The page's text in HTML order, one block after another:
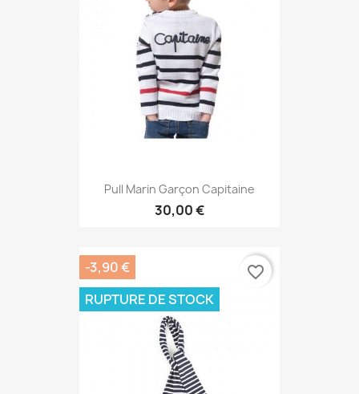
Pull Marin Garçon Capitaine
30,00 €
-3,90 €
RUPTURE DE STOCK
favorite_border